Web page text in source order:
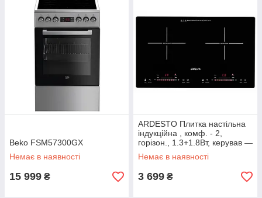
Beko FSM57300GX
Немає в наявності
15 999 ₴
ARDESTO Плитка настільна
індукційна , комф. - 2,
горізон., 1.3+1.8Вт, керував —
сенсор, таймер, boost,
чорний
Немає в наявності
3 699 ₴